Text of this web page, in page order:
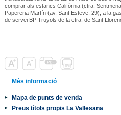
comprar als estancs Califòrnia (ctra.
Papereria Martín (av. Sant Esteve, 29), a la
de servei BP Truyols de la ctra. de Sant
Més informació
Mapa de punts de venda
Preus títols propis La Vallesana